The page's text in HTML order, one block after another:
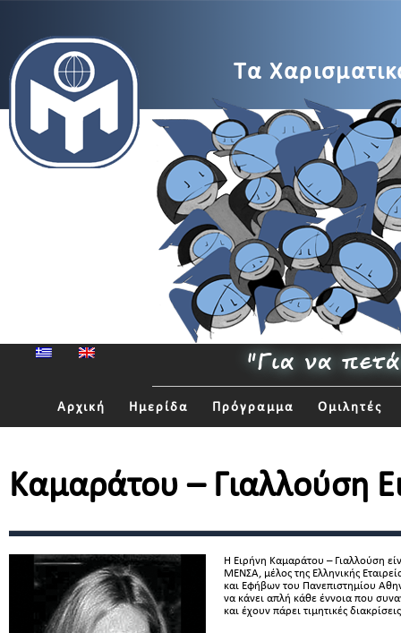
MENSA
Τα
Μουσικής
Αθηνών
"Για να
Αρχική Ημερίδα Πρόγραμμα Ομιλητές
Καμαράτου – Γιαλλούση
Η Ειρήνη Καμαράτου – Γιαλλούση
ΜΕΝΣΑ, μέλος της Ελληνικής
και Εφήβων του Πανεπιστημίου
να κάνει απλή κάθε έννοια που
και έχουν πάρει τιμητικές